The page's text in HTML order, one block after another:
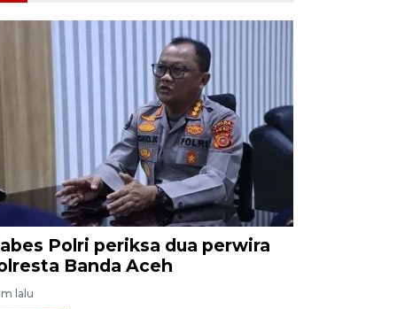
Polri periksa dua perwira
Banda Aceh
lalu